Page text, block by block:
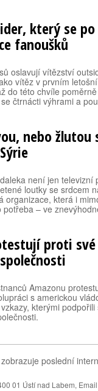
který se
fanoušků
oslavují vítězství
vítěz v prvním
do této chvíle
čtrnácti výhrami a
nebo žlutou
není jen televizní
loutky se srdcem
organizace, která i
potřeba – ve
proti
Amazonu
s americkou
kterými
poslední
01 Ústí nad Labem,